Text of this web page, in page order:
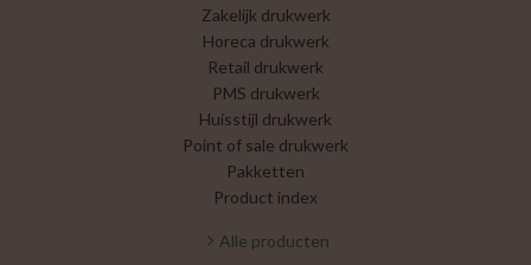
Zakelijk drukwerk
Horeca drukwerk
Retail drukwerk
PMS drukwerk
Huisstijl drukwerk
Point of sale drukwerk
Pakketten
Product index
Alle producten